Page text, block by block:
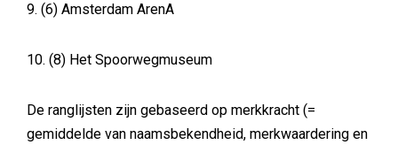
9. (6) Amsterdam ArenA
10. (8) Het Spoorwegmuseum
De ranglijsten zijn gebaseerd op merkkracht (=
gemiddelde van naamsbekendheid, merkwaardering en